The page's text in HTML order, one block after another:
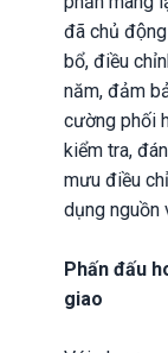
đã chủ
bổ, điều
năm, đảm
cường phối
kiểm tra,
mưu điều
dụng nguồn
Phấn đấu
giao